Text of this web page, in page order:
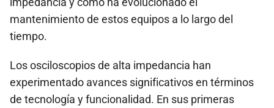
mantenimiento de estos equipos a lo largo del
tiempo.
Los osciloscopios de alta impedancia han
experimentado avances significativos en términos
de tecnología y funcionalidad. En sus primeras